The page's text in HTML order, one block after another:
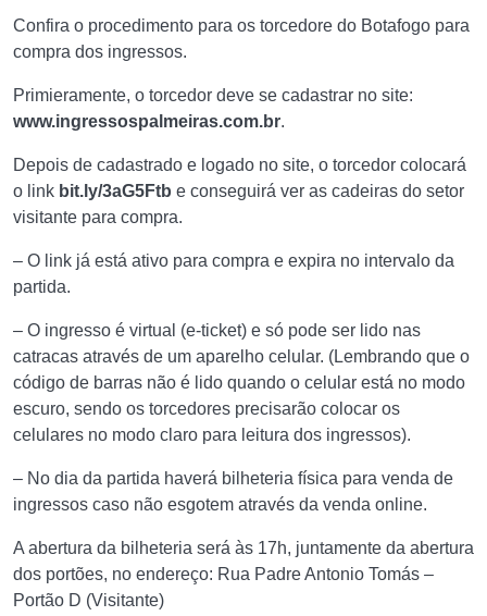
Confira o procedimento para os torcedore do Botafogo para
compra dos ingressos.
Primieramente, o torcedor deve se cadastrar no site:
www.ingressospalmeiras.com.br.
Depois de cadastrado e logado no site, o torcedor colocará
o link bit.ly/3aG5Ftb e conseguirá ver as cadeiras do setor
visitante para compra.
– O link já está ativo para compra e expira no intervalo da
partida.
– O ingresso é virtual (e-ticket) e só pode ser lido nas
catracas através de um aparelho celular. (Lembrando que o
código de barras não é lido quando o celular está no modo
escuro, sendo os torcedores precisarão colocar os
celulares no modo claro para leitura dos ingressos).
– No dia da partida haverá bilheteria física para venda de
ingressos caso não esgotem através da venda online.
A abertura da bilheteria será às 17h, juntamente da abertura
dos portões, no endereço: Rua Padre Antonio Tomás –
Portão D (Visitante)